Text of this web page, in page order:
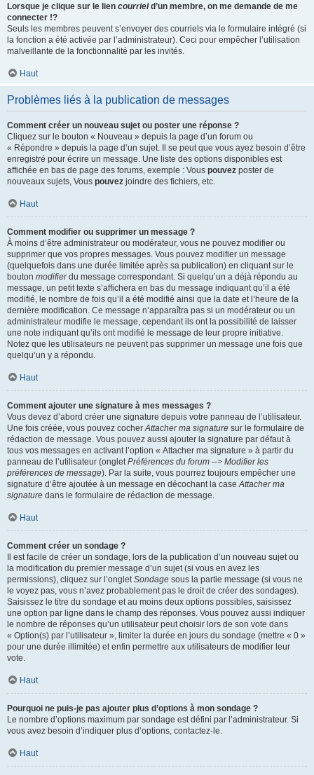
Lorsque je clique sur le lien courrield’un membre, on me demande de me
connecter !?
Seuls les membres peuvent s’envoyer des courriels via le formulaire intégré (si
la fonction a été activée par l’administrateur). Ceci pour empêcher l’utilisation
malveillante de la fonctionnalité par les invités.
Haut
Problèmes liés à la publication de messages
Comment créer un nouveau sujet ou poster une réponse ?
Cliquez sur le bouton « Nouveau » depuis la page d’un forum ou
« Répondre » depuis la page d’un sujet. Il se peut que vous ayez besoin d’être
enregistré pour écrire un message. Une liste des options disponibles est
affichée en bas de page des forums, exemple : Vous pouvez poster de
nouveaux sujets, Vous pouvez joindre des fichiers, etc.
Haut
Comment modifier ou supprimer un message ?
À moins d’être administrateur ou modérateur, vous ne pouvez modifier ou
supprimer que vos propres messages. Vous pouvez modifier un message
(quelquefois dans une durée limitée après sa publication) en cliquant sur le
bouton modifierdu message correspondant. Si quelqu’un a déjà répondu au
message, un petit texte s’affichera en bas du message indiquant qu’il a été
modifié, le nombre de fois qu’il a été modifié ainsi que la date et l’heure de la
dernière modification. Ce message n’apparaîtra pas si un modérateur ou un
administrateur modifie le message, cependant ils ont la possibilité de laisser
une note indiquant qu’ils ont modifié le message de leur propre initiative.
Notez que les utilisateurs ne peuvent pas supprimer un message une fois que
quelqu’un y a répondu.
Haut
Comment ajouter une signature à mes messages ?
Vous devez d’abord créer une signature depuis votre panneau de l’utilisateur.
Une fois créée, vous pouvez cocherAttacher ma signature sur le formulaire de
rédaction de message. Vous pouvez aussi ajouter la signature par défaut à
tous vos messages en activant l’option « Attacher ma signature » à partir du
panneau de l’utilisateur (ongletPréférences du forum --> Modifier les
préférences de message). Par la suite, vous pourrez toujours empêcher une
signature d’être ajoutée à un message en décochant la caseAttacher ma
signature dans le formulaire de rédaction de message.
Haut
Comment créer un sondage ?
Il est facile de créer un sondage, lors de la publication d’un nouveau sujet ou
la modification du premier message d’un sujet (si vous en avez les
permissions), cliquez sur l’ongletSondage sous la partie message (si vous ne
le voyez pas, vous n’avez probablement pas le droit de créer des sondages).
Saisissez le titre du sondage et au moins deux options possibles, saisissez
une option par ligne dans le champ des réponses. Vous pouvez aussi indiquer
le nombre de réponses qu’un utilisateur peut choisir lors de son vote dans
« Option(s) par l’utilisateur », limiter la durée en jours du sondage (mettre « 0 »
pour une durée illimitée) et enfin permettre aux utilisateurs de modifier leur
vote.
Haut
Pourquoi ne puis-je pas ajouter plus d’options à mon sondage ?
Le nombre d’options maximum par sondage est défini par l’administrateur. Si
vous avez besoin d’indiquer plus d’options, contactez-le.
Haut